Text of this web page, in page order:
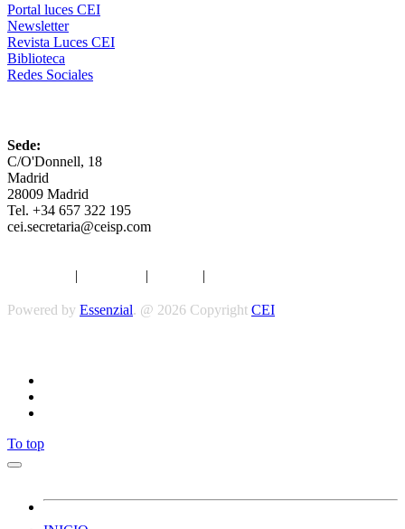
Portal luces CEI
Newsletter
Revista Luces CEI
Biblioteca
Redes Sociales
Sede:
C/O'Donnell, 18
Madrid
28009 Madrid
Tel. +34 657 322 195
cei.secretaria@ceisp.com
| | |
Powered by Essenzial. @ 2026 Copyright CEI
To top